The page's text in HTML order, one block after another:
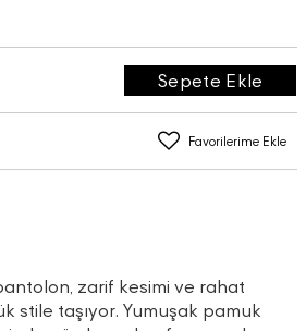
Favorilerime Ekle
Sepete Ekle
zarif kesimi ve rahat
stile taşıyor. Yumuşak pamuk